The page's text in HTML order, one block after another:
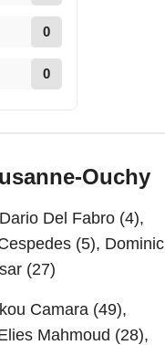
0
0
Ouchy
Del Fabro (4),
(5), Dominic
(27)
Camara (49),
Mahmoud (28),